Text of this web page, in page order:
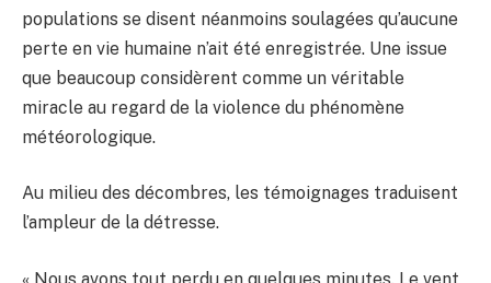
populations se disent néanmoins soulagées qu’aucune
perte en vie humaine n’ait été enregistrée. Une issue
que beaucoup considèrent comme un véritable
miracle au regard de la violence du phénomène
météorologique.
Au milieu des décombres, les témoignages traduisent
l’ampleur de la détresse.